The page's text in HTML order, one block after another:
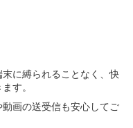
に縛られることなく、快
す。
画の送受信も安心してご